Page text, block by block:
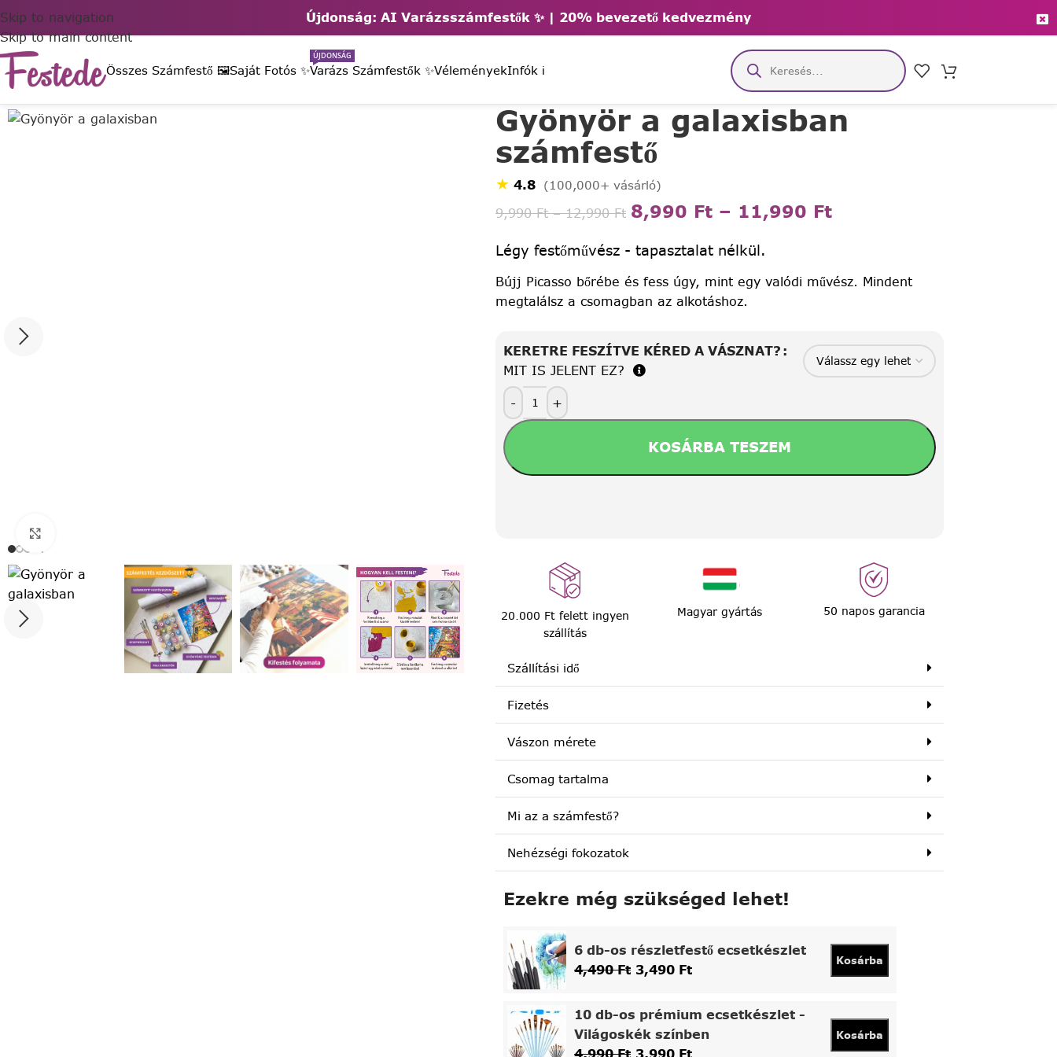
Újdonság: AI Varázsszámfestők ✨ | 20% bevezető kedvezmény
Skip to navigation
Skip to main content
Összes Számfestő 🖼️Saját Fotós ✨Varázs Számfestők ✨
ÚJDONSÁG
VéleményekInfók ℹ️
Gyönyör a galaxisban
számfestő
★ 4.8 (100,000+ vásárló)
9,990Ft – 12,990Ft 8,990 Ft – 11,990 Ft
Légy festőművész - tapasztalat nélkül.
Bújj Picasso bőrébe és fess úgy, mint egy valódi művész. Mindent
megtalálsz a csomagban az alkotáshoz.
KERETRE FESZÍTVE KÉRED A VÁSZNAT?
MIT IS JELENT EZ?
-
+
KOSÁRBA TESZEM
20.000 Ft felett ingyen
szállítás
Magyar gyártás 50 napos garancia
Szállítási idő
Fizetés
Vászon mérete
Csomag tartalma
Mi az a számfestő?
Nehézségi fokozatok
Ezekre még szükséged lehet!
6 db-os részletfestő ecsetkészlet
4,490Ft 3,490 Ft
Kosárba
10 db-os prémium ecsetkészlet -
Világoskék színben
Kosárba